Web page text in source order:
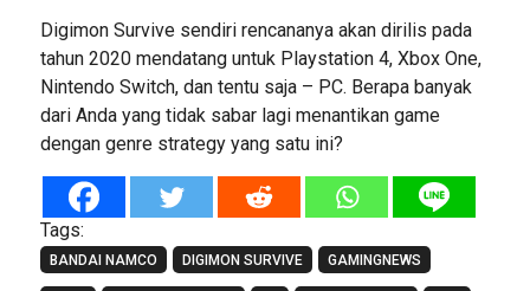
Digimon Survive sendiri rencananya akan dirilis pada
tahun 2020 mendatang untuk Playstation 4, Xbox One,
Nintendo Switch, dan tentu saja – PC. Berapa banyak
dari Anda yang tidak sabar lagi menantikan game
dengan genre strategy yang satu ini?
Tags:
BANDAI NAMCO DIGIMON SURVIVE GAMINGNEWS